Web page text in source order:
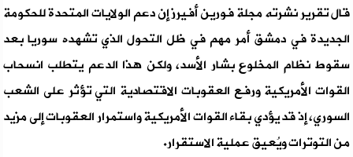
قال تقرير نشرته مجلة فورين أفيرز إن دعم الولايات المتحدة للحكومة
الجديدة في دمشق أمر مهم في ظل التحول الذي تشهده سوريا بعد
سقوط نظام المخلوع بشار الأسد، ولكن هذا الدعم يتطلب انسحاب
القوات الأمريكية ورفع العقوبات الاقتصادية التي تؤثر على الشعب
السوري، إذ قد يؤدي بقاء القوات الأمريكية واستمرار العقوبات إلى مزيد
من التوترات ويُعيق عملية الاستقرار.